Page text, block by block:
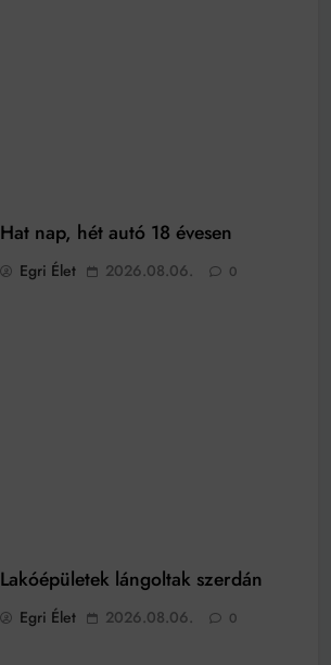
Hat nap, hét autó 18 évesen
Egri Élet 2026.08.06. 0
Lakóépületek lángoltak szerdán
Egri Élet 2026.08.06. 0